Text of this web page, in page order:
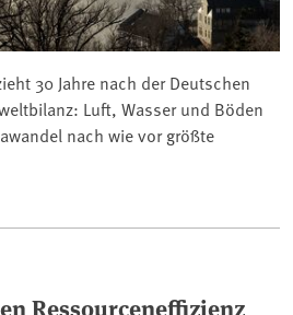
30 Jahre nach der Deutschen
Luft, Wasser und Böden
nach wie vor größte
Ressourceneffizienz